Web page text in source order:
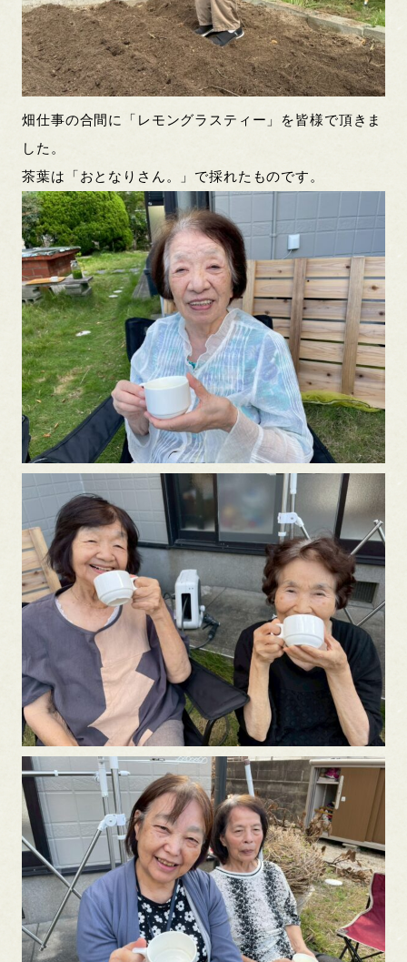
畑仕事の合間に「レモングラスティー」を皆様で頂きま
した。
茶葉は「おとなりさん。」で採れたものです。